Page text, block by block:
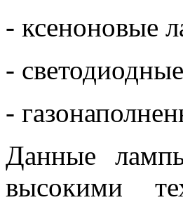
- ксеноновые
-
-
Данные
высокими